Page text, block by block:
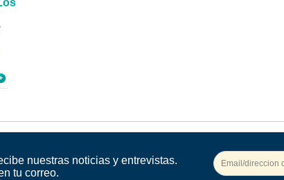
nuestras noticias y entrevistas.
tu correo.